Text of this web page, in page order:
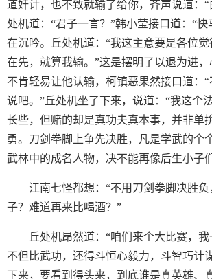
道奸计，也不致就输了给你，齐声说道：“
处机道：“君子一言？”韩小莹接口道：“快
在沉吟。丘处机道：“我这主意要是各位
在先，就算我输。”这是摆明了以退为进
不肯轻易让他认输，柯镇恶果然接口道：
说吧。”丘处机坐了下来，说道：“我这个
长些，但赌的却是真功夫真本事，并非单
勇。刀剑拳脚上争先决胜，凡是学武的个
武林中的成名人物，决不能再像后生小子
江南七怪都想：“不用刀剑拳脚决胜
子？难道再来比喝酒？”
丘处机昂然道：“咱们来个大比赛，我
不但比武功，还得斗恒心毅力，斗智巧计
下来，要看到得头来，到底谁是真英雄、